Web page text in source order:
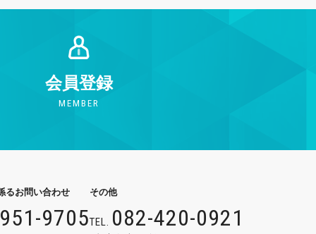
会員登録
MEMBER
るお問い合わせ
9705
その他
TEL. 082-420-0921